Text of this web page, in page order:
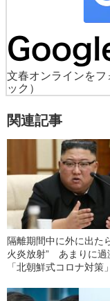
文春オンラインをフ
ック）
関連記事
隔離期間中に外に出た
火炎放射” あまりに過
「北朝鮮式コロナ対策